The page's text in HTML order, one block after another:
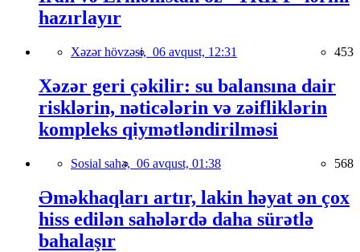
hazırlayır
Xəzər hövzəsi, 06 avqust, 12:31 453
Xəzər geri çəkilir: su balansına dair
risklərin, nəticələrin və zəifliklərin
kompleks qiymətləndirilməsi
Sosial sahə, 06 avqust, 01:38 568
Əməkhaqları artır, lakin həyat ən çox
hiss edilən sahələrdə daha sürətlə
bahalaşır